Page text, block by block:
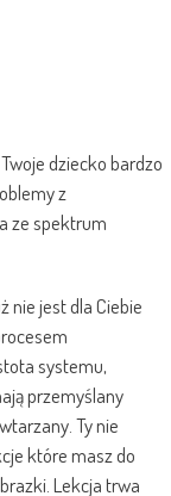
dziecko bardzo
z
ze spektrum
nie jest dla Ciebie
systemu,
przemyślany
Ty nie
które masz do
Lekcja trwa